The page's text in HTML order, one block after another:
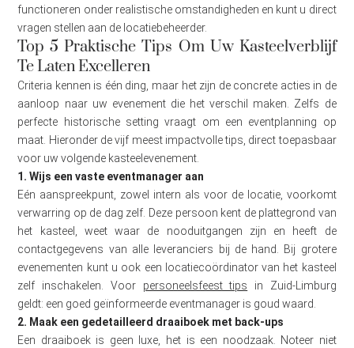
functioneren onder realistische omstandigheden en kunt u direct
vragen stellen aan de locatiebeheerder.
Top 5 Praktische Tips Om Uw Kasteelverblijf
Te Laten Excelleren
Criteria kennen is één ding, maar het zijn de concrete acties in de
aanloop naar uw evenement die het verschil maken. Zelfs de
perfecte historische setting vraagt om een eventplanning op
maat. Hieronder de vijf meest impactvolle tips, direct toepasbaar
voor uw volgende kasteelevenement.
1. Wijs een vaste eventmanager aan
Eén aanspreekpunt, zowel intern als voor de locatie, voorkomt
verwarring op de dag zelf. Deze persoon kent de plattegrond van
het kasteel, weet waar de nooduitgangen zijn en heeft de
contactgegevens van alle leveranciers bij de hand. Bij grotere
evenementen kunt u ook een locatiecoördinator van het kasteel
zelf inschakelen. Voor personeelsfeest tips in Zuid-Limburg
geldt: een goed geïnformeerde eventmanager is goud waard.
2. Maak een gedetailleerd draaiboek met back-ups
Een draaiboek is geen luxe, het is een noodzaak. Noteer niet